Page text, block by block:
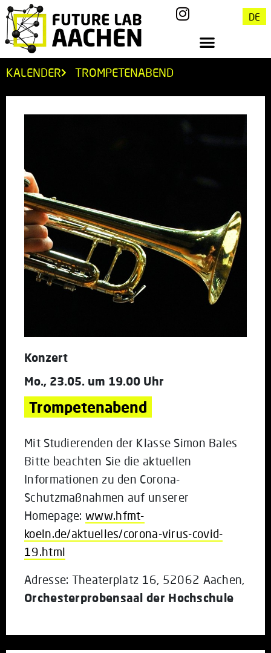
DE
KALENDER TROMPETENABEND
Konzert
Mo., 23.05. um 19.00 Uhr
Trompetenabend
Mit Studierenden der Klasse Simon Bales
Bitte beachten Sie die aktuellen
Informationen zu den Corona-
Schutzmaßnahmen auf unserer
Homepage:www.hfmt-
koeln.de/aktuelles/corona-virus-covid-
19.html
Adresse: Theaterplatz 16, 52062 Aachen,
Orchesterprobensaal der Hochschule